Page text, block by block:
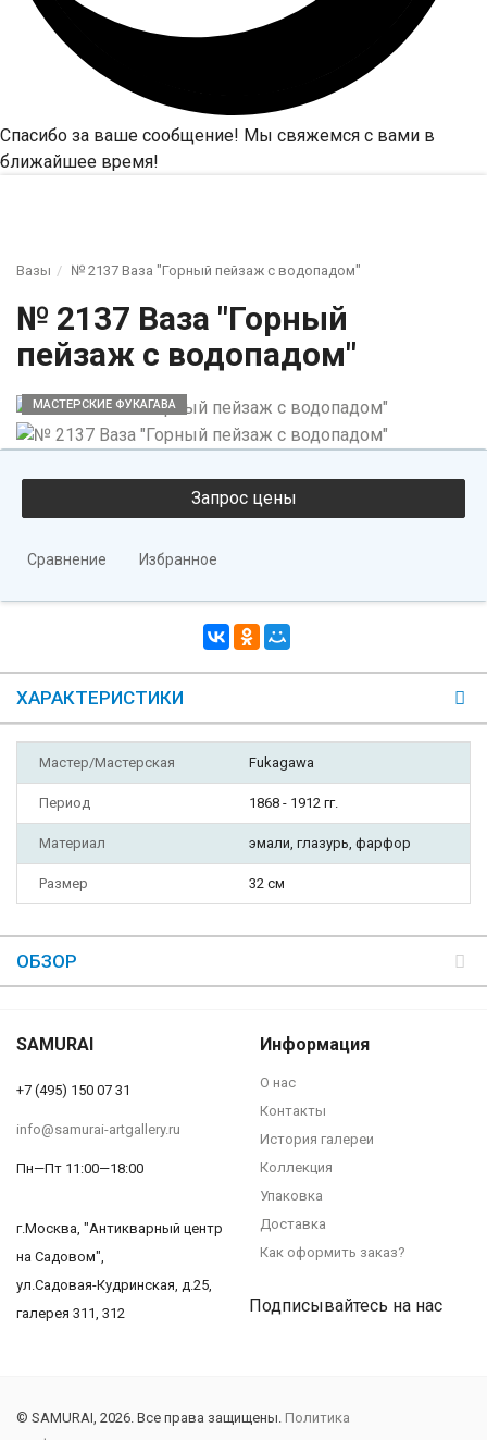
Спасибо за ваше сообщение! Мы свяжемся с вами в
ближайшее время!
Вазы № 2137 Ваза "Горный пейзаж с водопадом"
№ 2137 Ваза "Горный
пейзаж с водопадом"
МАСТЕРСКИЕ ФУКАГАВА
Сравнение Избранное
ХАРАКТЕРИСТИКИ
Мастер/Мастерская Fukagawa
Период 1868 - 1912 гг.
Материал эмали, глазурь, фарфор
Размер 32 см
ОБЗОР
SAMURAI
+7 (495) 150 07 31
info@samurai-artgallery.ru
Пн—Пт 11:00—18:00
г.Москва, "Антикварный центр
на Садовом",
ул.Садовая-Кудринская, д.25,
галерея 311, 312
Информация
О нас
Контакты
История галереи
Коллекция
Упаковка
Доставка
Как оформить заказ?
Подписывайтесь на нас
© SAMURAI, 2026. Все права защищены. Политика